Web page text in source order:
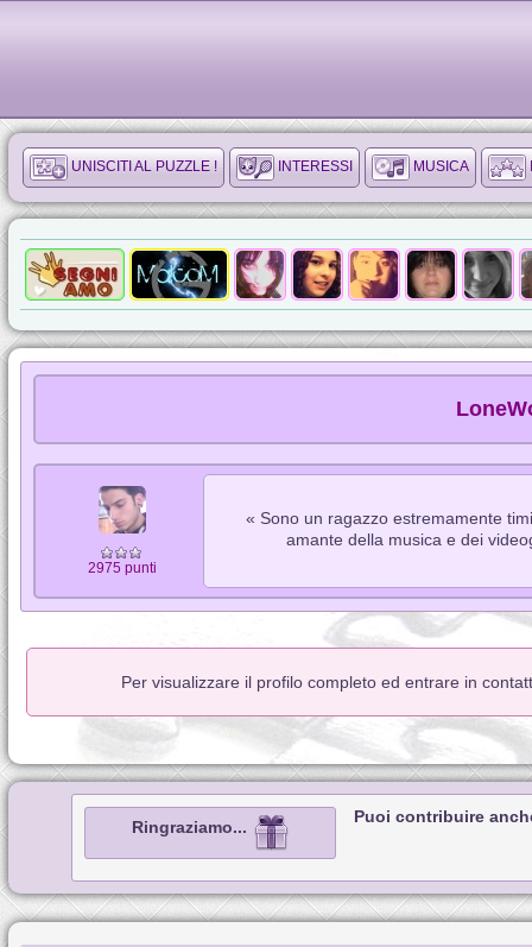
UNISCITI AL PUZZLE ! INTERESSI MUSICA
2975 punti
« Sono un ragazzo estremamente
amante della musica e dei
Per visualizzare il profilo completo ed entrare in
Ringraziamo...
Puoi contribuire